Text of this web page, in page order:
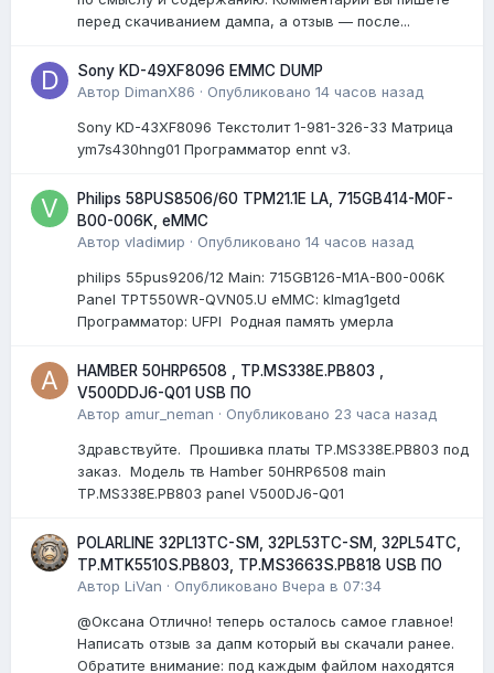
перед скачиванием дампа, а отзыв — после...
Sony KD-49XF8096 EMMC DUMP
Автор DimanX86 · Опубликовано 14 часов назад
Sony KD-43XF8096 Текстолит 1-981-326-33 Матрица
ym7s430hng01 Программатор ennt v3.
Philips 58PUS8506/60 TPM21.1E LA, 715GB414-M0F-
B00-006K, eMMC
Автор vladiмир · Опубликовано 14 часов назад
philips 55pus9206/12 Мain: 715GB126-M1A-B00-006K
Panel TPT550WR-QVN05.U eMMC: klmag1getd
Программатор: UFPI Родная память умерла
HAMBER 50HRP6508 , TP.MS338E.PB803 ,
V500DDJ6-Q01 USB ПО
Автор amur_neman · Опубликовано 23 часа назад
Здравствуйте. Прошивка платы TP.MS338E.PB803 под
заказ. Модель тв Hamber 50HRP6508 main
TP.MS338E.PB803 panel V500DJ6-Q01
POLARLINE 32PL13TC-SM, 32PL53TC-SM, 32PL54TC,
TP.MTK5510S.PB803, TP.MS3663S.PB818 USB ПО
Автор LiVan · Опубликовано Вчера в 07:34
@Оксана Отлично! теперь осталось самое главное!
Написать отзыв за дапм который вы скачали ранее.
Обратите внимание: под каждым файлом находятся